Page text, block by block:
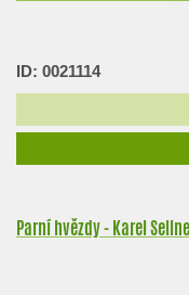
ID: 0021114
Parní hvězdy - Karel